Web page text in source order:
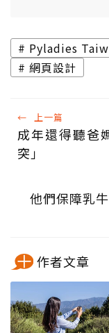
Pyladies
網頁設計
← 上一篇
成年還得聽爸
突」
他們保障乳
作者文章